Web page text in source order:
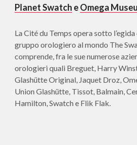
Planet Swatch eOmega
La Cité du Temps opera sotto
gruppo orologiero al mondo The
comprende, fra le sue numerose
orologieri quali Breguet, Harry
Glashütte Original, Jaquet Droz,
Union Glashütte, Tissot, Balmain,
Hamilton, Swatch e Flik Flak.